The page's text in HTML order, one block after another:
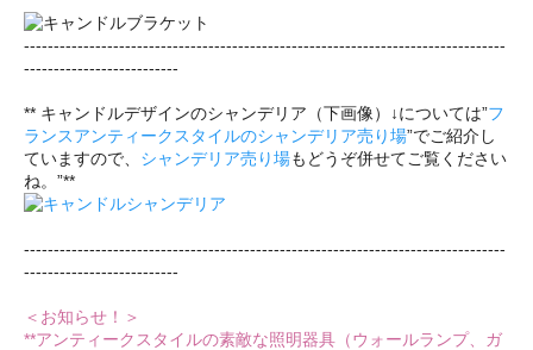
---------------------------------------------------------------------------------
--------------------------
** キャンドルデザインのシャンデリア（下画像）↓については”フ
ランスアンティークスタイルのシャンデリア売り場”でご紹介し
ていますので、 シャンデリア売り場もどうぞ併せてご覧ください
ね。”**
---------------------------------------------------------------------------------
--------------------------
＜お知らせ！＞
**アンティークスタイルの素敵な照明器具（ウォールランプ、ガ